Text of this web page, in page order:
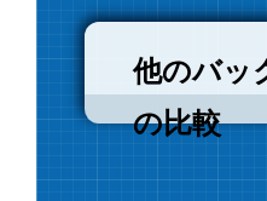
他のバッ
の比較